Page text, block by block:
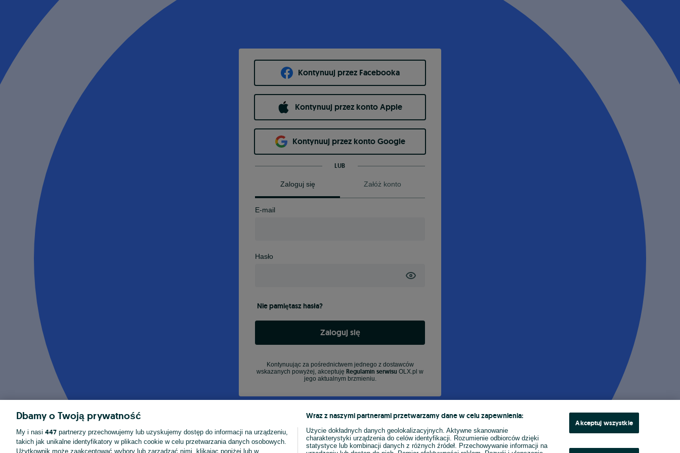
Kontynuuj przez Facebooka
Kontynuuj przez konto Apple
Kontynuuj przez konto Google
LUB
Zaloguj się Załóż konto
E-mail
Hasło
Nie pamiętasz hasła?
Zaloguj się
Kontynuując za pośrednictwem jednego z dostawców
wskazanych powyżej, akceptuję Regulamin serwisu OLX.pl w
jego aktualnym brzmieniu.
Dbamy o Twoją prywatność
My i nasi 447 partnerzy przechowujemy lub uzyskujemy dostęp do informacji na urządzeniu,
takich jak unikalne identyfikatory w plikach cookie w celu przetwarzania danych osobowych.
Użytkownik może zaakceptować wybory lub zarządzać nimi, klikając poniżej lub w
Wraz z naszymi partnerami przetwarzamy dane w celu zapewnienia:
Użycie dokładnych danych geolokalizacyjnych. Aktywne skanowanie
charakterystyki urządzenia do celów identyfikacji. Rozumienie odbiorców dzięki
statystyce lub kombinacji danych z różnych źródeł. Przechowywanie informacji na
Akceptuj wszystkie